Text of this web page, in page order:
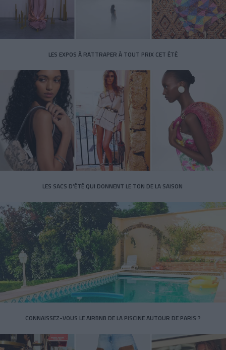
LES EXPOS À RATTRAPER À TOUT PRIX CET ÉTÉ
LES SACS D’ÉTÉ QUI DONNENT LE TON DE LA SAISON
CONNAISSEZ-VOUS LE AIRBNB DE LA PISCINE AUTOUR DE PARIS ?